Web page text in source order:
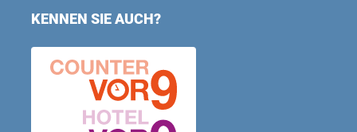
KENNEN SIE AUCH?